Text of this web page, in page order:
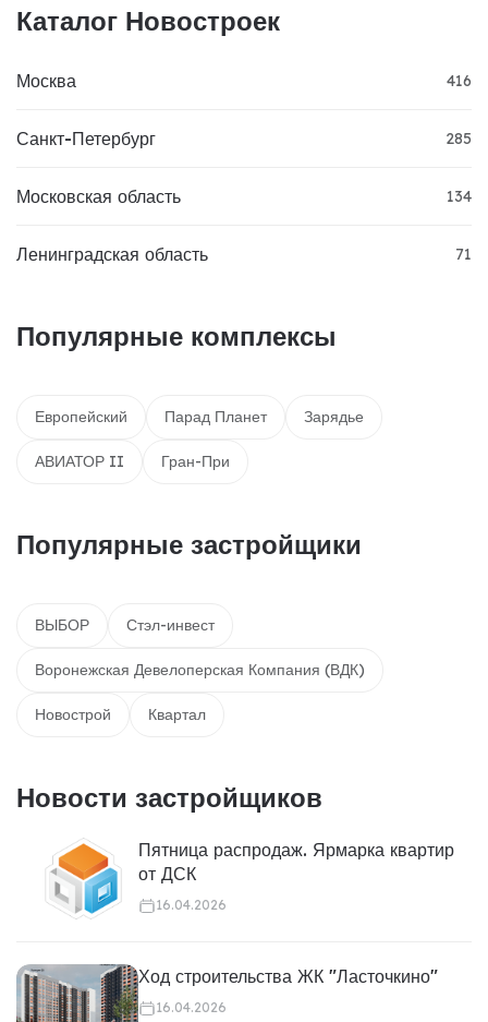
Каталог Новостроек
Москва 416
Санкт-Петербург 285
Московская область 134
Ленинградская область 71
Популярные комплексы
Европейский Парад Планет Зарядье
АВИАТОР II Гран-При
Популярные застройщики
ВЫБОР Стэл-инвест
Воронежская Девелоперская Компания (ВДК)
Новострой Квартал
Новости застройщиков
Пятница распродаж. Ярмарка квартир
от ДСК
16.04.2026
Ход строительства ЖК "Ласточкино"
16.04.2026